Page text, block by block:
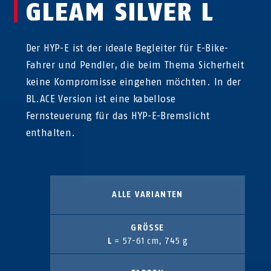
GLEAM SILVER L
Der HYP-E ist der ideale Begleiter für E-Bike-
Fahrer und Pendler, die beim Thema Sicherheit
keine Kompromisse eingehen möchten. In der
BL.ACE Version ist eine kabellose
Fernsteuerung für das HYP-E-Bremslicht
enthalten.
ALLE VARIANTEN
GRÖSSE
L = 57-61 cm, 745 g